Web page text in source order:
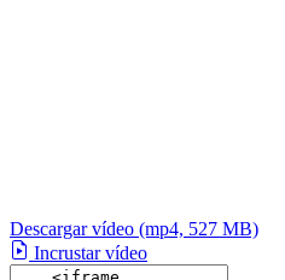
Descargar vídeo (mp4, 527 MB)
Incrustar vídeo